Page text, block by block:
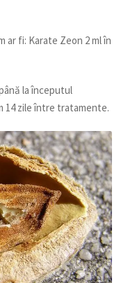
ar fi: Karate Zeon 2 ml în
la începutul
14 zile între tratamente.